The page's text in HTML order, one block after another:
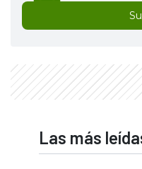
Las más